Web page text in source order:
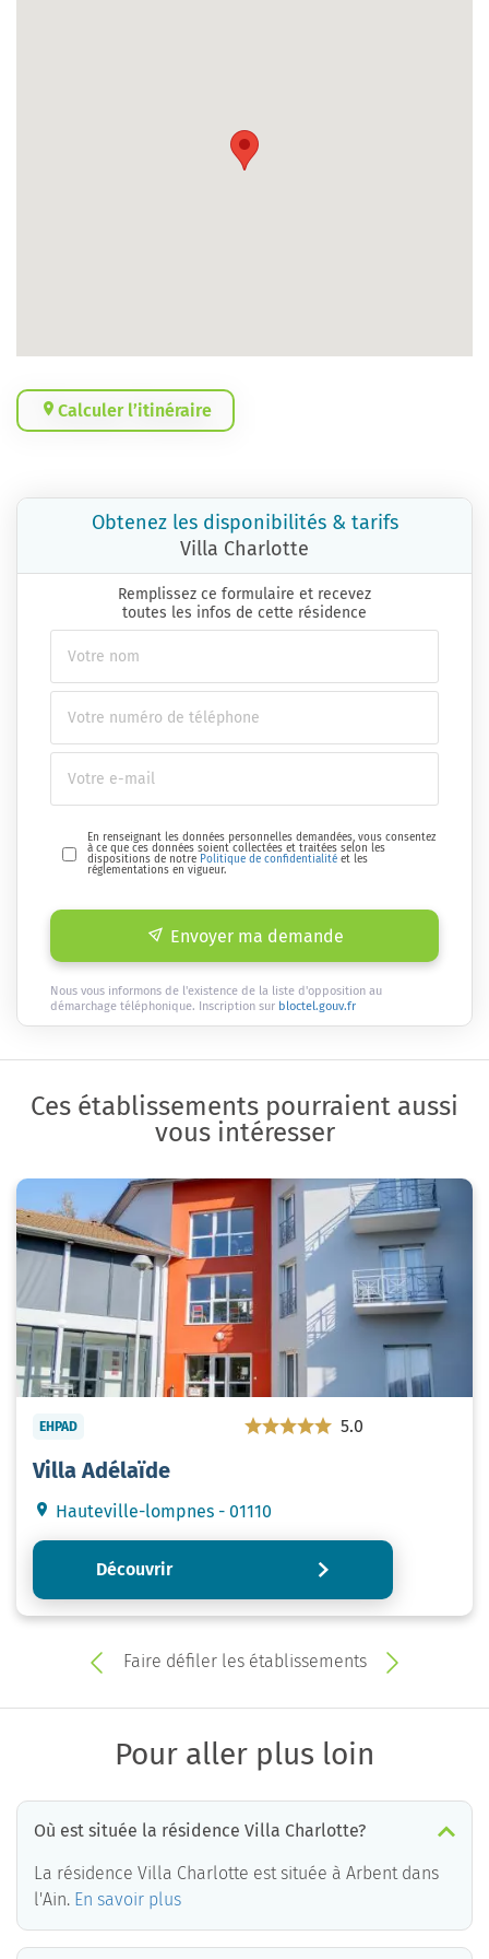
Calculer l’itinéraire
Obtenez les disponibilités & tarifs
Villa Charlotte
Remplissez ce formulaire et recevez
toutes les infos de cette résidence
En renseignant les données personnelles demandées, vous consentez
à ce que ces données soient collectées et traitées selon les
dispositions de notre Politique de confidentialité et les
réglementations en vigueur.
Envoyer ma demande
Nous vous informons de l'existence de la liste d'opposition au
démarchage téléphonique. Inscription sur bloctel.gouv.fr
Ces établissements pourraient aussi
vous intéresser
EHPAD 5.0
Villa Adélaïde
Hauteville-lompnes - 01110
Découvrir
Faire défiler les établissements
Pour aller plus loin
Où est située la résidence Villa Charlotte?
La résidence Villa Charlotte est située à Arbent dans
l'Ain. En savoir plus